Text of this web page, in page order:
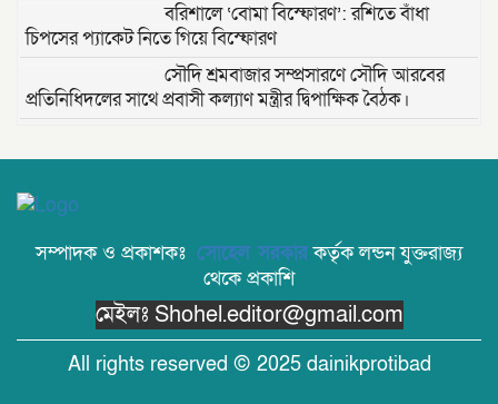
বরিশালে ‘বোমা বিস্ফোরণ’: রশিতে বাঁধা
চিপসের প্যাকেট নিতে গিয়ে বিস্ফোরণ
সৌদি শ্রমবাজার সম্প্রসারণে সৌদি আরবের
প্রতিনিধিদলের সাথে প্রবাসী কল্যাণ মন্ত্রীর দ্বিপাক্ষিক বৈঠক।
উদ্ধার
সিলেট-২ আসনের এমপি লুনা’র সা‌থে বৃটেনে
সাক্ষাৎ বিনিময়
মানবিক সংগঠন সিলেট-চট্টগ্রাম ফ্রেন্ডশিপ
ফাউন্ডেশন যুক্তরাজ্য শাখা’র কমিটি গঠন
সম্পাদক ও প্রকাশকঃ সোহেল সরকারকর্তৃক লন্ডন যুক্তরাজ্য
থেকে প্রকাশি
মেইলঃ Shohel.editor@gmail.com
All rights reserved © 2025 dainikprotibad